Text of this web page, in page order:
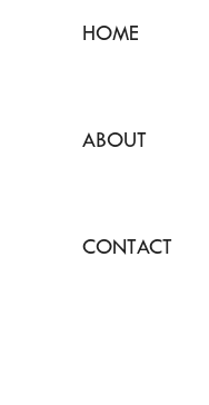
HOME
ABOUT
CONTACT